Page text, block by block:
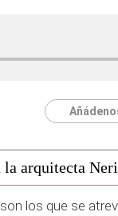
arquitecta
los que se